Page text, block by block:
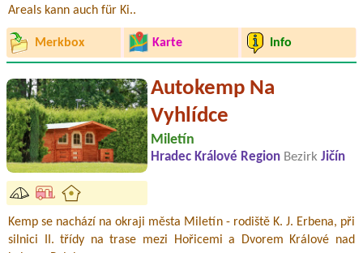
Areals kann auch für Ki..
Merkbox Karte Info
Autokemp Na
Vyhlídce
Miletín
Hradec Králové Region Bezirk Jičín
Kemp se nachází na okraji města Miletín - rodiště K. J. Erbena, při
silnici II. třídy na trase mezi Hořicemi a Dvorem Králové nad